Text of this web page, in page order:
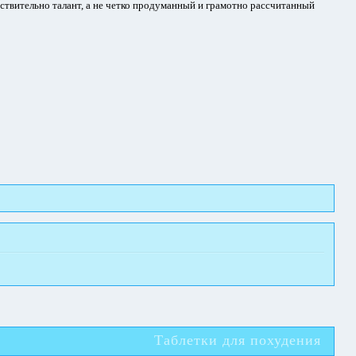
талант, а не четко продуманный и грамотно рассчитанный
Таблетки для похудения